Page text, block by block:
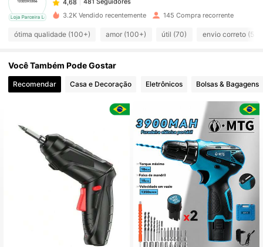
Loja Parceira Local
5***7 pago1 dia atrás
4,68 481 Seguidores
4,68 481 Seguidores
481 Seguidores
4,68
4,68 481 Seguidores
481 Seguidores
3.2K Vendido recentemente 145 Compra recorrente
ótima qualidade (100+) amor (100+) útil (70) envio correto (58)
Você Também Pode Gostar
Recomendar Casa e Decoração Eletrônicos Bolsas & Bagagens